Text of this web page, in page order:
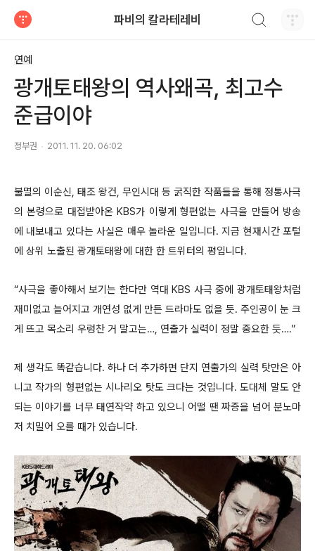
파비의 칼라테레비
연예
광개토태왕의 역사왜곡, 최고수
준급이야
정부권 2011. 11. 20. 06:02
불멸의 이순신, 태조 왕건, 무인시대 등 굵직한 작품들을 통해 정통사극
의 본령으로 대접받아온 KBS가 이렇게 형편없는 사극을 만들어 방송
에 내보내고 있다는 사실은 매우 놀라운 일입니다. 지금 현재시간 포털
에 상위 노출된 광개토태왕에 대한 한 트위터의 평입니다.
“사극을 좋아해서 보기는 한다만 역대 KBS 사극 중에 광개토태왕처럼
재미없고 늘어지고 개연성 없게 만든 드라마도 없을 듯. 주인공이 눈 크
게 뜨고 목소리 우렁찬 거 말고는…, 연출가 실력이 정말 중요한 듯….”
제 생각도 똑같습니다. 하나 더 추가하면 단지 연출가의 실력 탓만은 아
니고 작가의 형편없는 시나리오 탓도 크다는 것입니다. 도대체 말도 안
되는 이야기를 너무 태연작약 하고 있으니 어떨 땐 짜증을 넘어 분노마
저 치밀어 오를 때가 있습니다.